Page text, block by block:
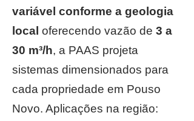
variável conforme a geologia
local oferecendo vazão de 3 a
30 m³/h, a PAAS projeta
sistemas dimensionados para
cada propriedade em Pouso
Novo. Aplicações na região: